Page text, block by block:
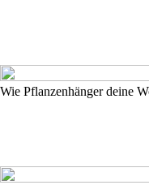
Wie Pflanzenhänger deine